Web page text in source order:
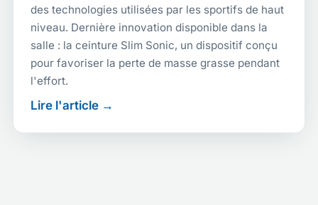
des technologies utilisées par les sportifs de haut
niveau. Dernière innovation disponible dans la
salle : la ceinture Slim Sonic, un dispositif conçu
pour favoriser la perte de masse grasse pendant
l'effort.
Lire l'article →